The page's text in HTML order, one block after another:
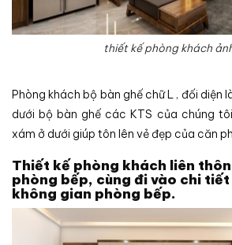
thiết kế phòng khách
Phòng khách bộ bàn ghế chữ L , đối diện
dưới bộ bàn ghế các KTS của chúng
xám ở dưới giúp tôn lên vẻ đẹp của căn
Thiết kế phòng khách liên
phòng bếp, cùng đi vào chi
không gian phòng bếp.